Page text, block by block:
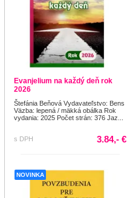
Evanjelium na každý deň rok
2026
Štefánia Beňová Vydavateľstvo: Bens
Väzba: lepená / mäkká obálka Rok
vydania: 2025 Počet strán: 376 Jaz...
s DPH 3.84,- €
NOVINKA